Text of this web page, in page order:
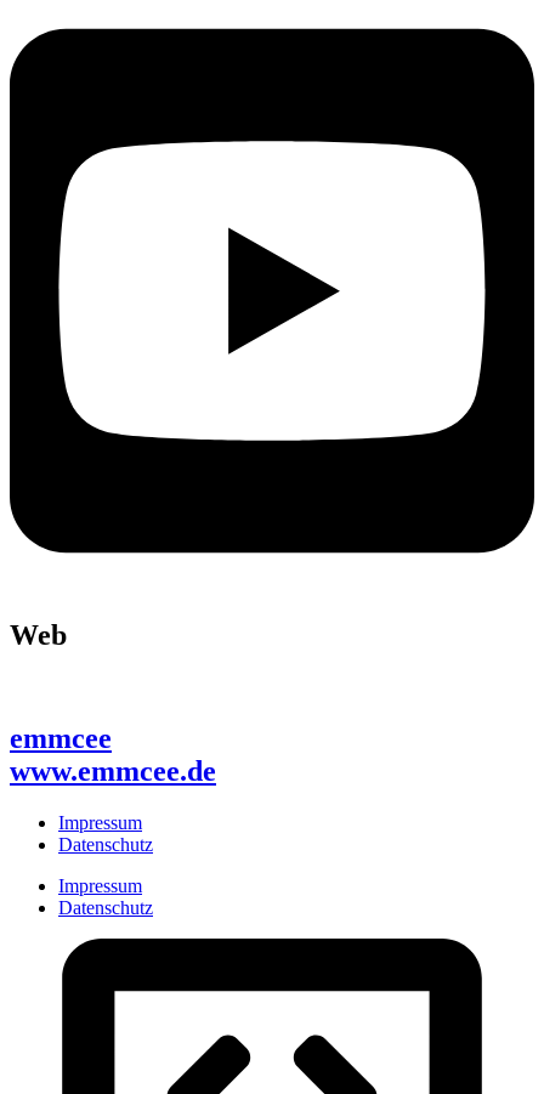
Web
emmcee
www.emmcee.de
Impressum
Datenschutz
Impressum
Datenschutz